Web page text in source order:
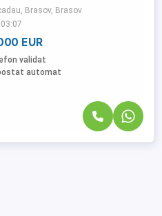
imobil din cadrul proiectului,
de livrare estimat cel târziu în
...
Brasov, Brasov
EUR
validat
automat